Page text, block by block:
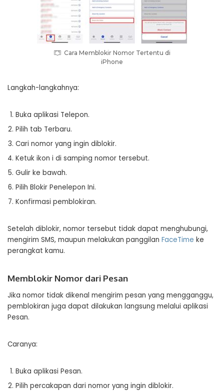
Cara Memblokir Nomor Tertentu di
iPhone
Langkah-langkahnya:
Buka aplikasi Telepon.
Pilih tab Terbaru.
Cari nomor yang ingin diblokir.
Ketuk ikon i di samping nomor tersebut.
Gulir ke bawah.
Pilih Blokir Penelepon Ini.
Konfirmasi pemblokiran.
Setelah diblokir, nomor tersebut tidak dapat menghubungi,
mengirim SMS, maupun melakukan panggilan FaceTime ke
perangkat kamu.
Memblokir Nomor dari Pesan
Jika nomor tidak dikenal mengirim pesan yang mengganggu,
pemblokiran juga dapat dilakukan langsung melalui aplikasi
Pesan.
Caranya:
Buka aplikasi Pesan.
Pilih percakapan dari nomor yang ingin diblokir.